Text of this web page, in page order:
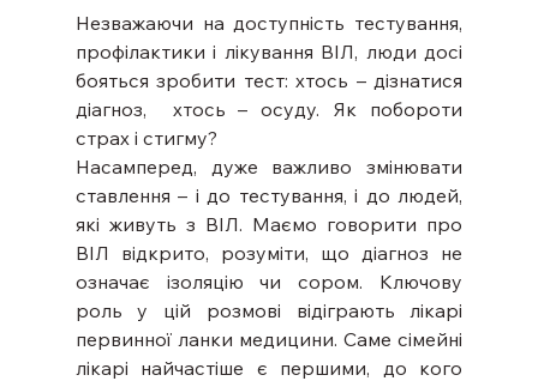
Незважаючи на доступність тестування,
профілактики і лікування ВІЛ, люди досі
бояться зробити тест: хтось – дізнатися
діагноз,  хтось – осуду. Як побороти
страх і стигму?
Насамперед, дуже важливо змінювати
ставлення – і до тестування, і до людей,
які живуть з ВІЛ. Маємо говорити про
ВІЛ відкрито, розуміти, що діагноз не
означає ізоляцію чи сором. Ключову
роль у цій розмові відіграють лікарі
первинної ланки медицини. Саме сімейні
лікарі найчастіше є першими, до кого